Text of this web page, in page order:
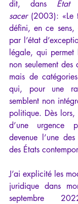
dit, dans État
sacer (2003): «Le
défini, en ce sens,
par l’état
légale, qui permet
non seulement des
mais de
qui, pour une
semblent non
politique. Dès
d’une urgence
devenue l’une
des États
J’ai explicité les
juridique dans
septembre